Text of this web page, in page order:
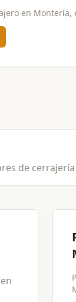
en Montería,
de